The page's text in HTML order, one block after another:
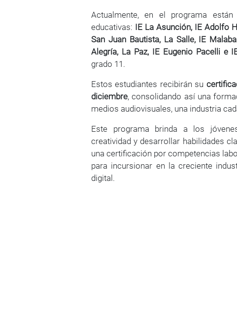
Actualmente, en el programa
educativas: IE La Asunción, IE Adolfo
San Juan Bautista, La Salle, IE
Alegría, La Paz, IE Eugenio Pacelli e
grado 11.
Estos estudiantes recibirán su
diciembre, consolidando así una
medios audiovisuales, una industria
Este programa brinda a los
creatividad y desarrollar habilidades
una certificación por competencias
para incursionar en la creciente
digital.